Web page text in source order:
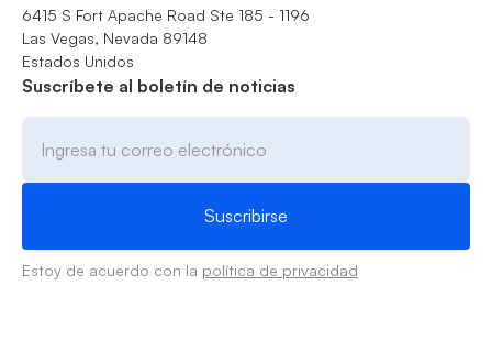
6415 S Fort Apache Road Ste 185 - 1196
Las Vegas, Nevada 89148
Estados Unidos
Suscríbete al boletín de noticias
Estoy de acuerdo con la política de privacidad